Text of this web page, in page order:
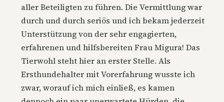
aller Beteiligten zu führen. Die Vermittlung war
durch und durch seriös und ich bekam jederzeit
Unterstützung von der sehr engagierten,
erfahrenen und hilfsbereiten Frau Migura! Das
Tierwohl steht hier an erster Stelle. Als
Ersthundehalter mit Vorerfahrung wusste ich
zwar, worauf ich mich einließ, es kamen